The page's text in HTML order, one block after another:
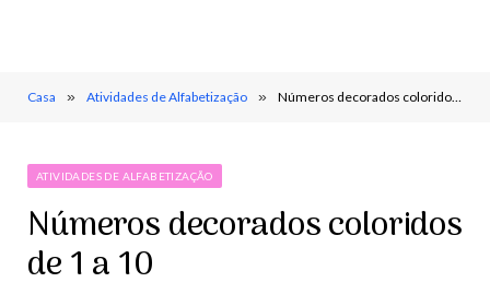
Casa » Atividades de Alfabetização » Números decorados coloridos de 1 a 10
ATIVIDADES DE ALFABETIZAÇÃO
Números decorados coloridos
de 1 a 10